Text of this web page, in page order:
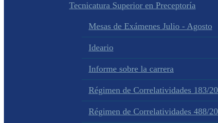
Tecnicatura Superior en Preceptoría
Mesas de Exámenes Julio - Agosto
Ideario
Informe sobre la carrera
Régimen de Correlatividades 183/
Régimen de Correlatividades 488/